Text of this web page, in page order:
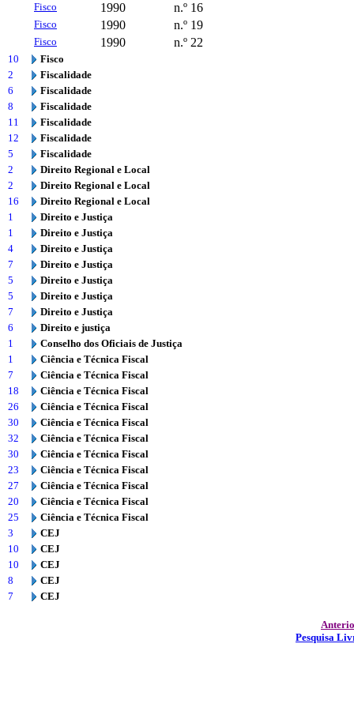
Fisco 1990 n.º 16
Fisco 1990 n.º 19
Fisco 1990 n.º 22
10
Fisco
2
Fiscalidade
6
Fiscalidade
8
Fiscalidade
11
Fiscalidade
12
Fiscalidade
5
Fiscalidade
2
Direito Regional e Local
2
Direito Regional e Local
16
Direito Regional e Local
1
Direito e Justiça
1
Direito e Justiça
4
Direito e Justiça
7
Direito e Justiça
5
Direito e Justiça
5
Direito e Justiça
7
Direito e Justiça
6
Direito e justiça
1
Conselho dos Oficiais de Justiça
1
Ciência e Técnica Fiscal
7
Ciência e Técnica Fiscal
18
Ciência e Técnica Fiscal
26
Ciência e Técnica Fiscal
30
Ciência e Técnica Fiscal
32
Ciência e Técnica Fiscal
30
Ciência e Técnica Fiscal
23
Ciência e Técnica Fiscal
27
Ciência e Técnica Fiscal
20
Ciência e Técnica Fiscal
25
Ciência e Técnica Fiscal
3
CEJ
10
CEJ
10
CEJ
8
CEJ
7
CEJ
Pesquisa